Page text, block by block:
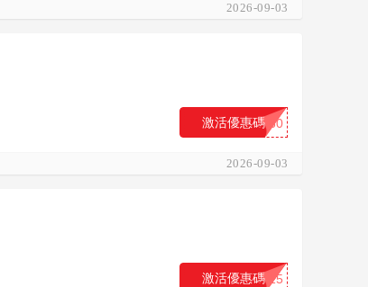
2026-09-03
...80
激活優惠碼
2026-09-03
...15
激活優惠碼